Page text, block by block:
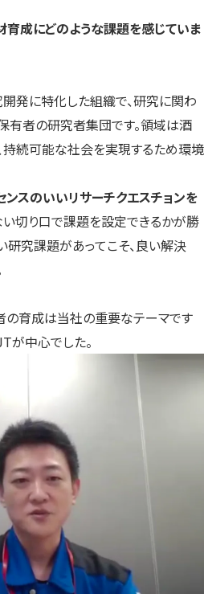
育成にどのような課題を感じていま
発に特化した組織で、研究に関わ
者の研究者集団です。領域は酒
持続可能な社会を実現するため環境
ンスのいいリサーチクエスチョンを
切り口で課題を設定できるかが勝
研究課題があってこそ、良い解決
育成は当社の重要なテーマです
が中心でした。